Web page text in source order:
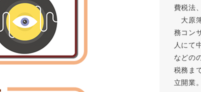
費税法
大原
務コン
人にて
などの
税務ま
立開業。